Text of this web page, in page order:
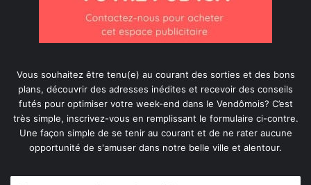
Vous souhaitez être tenu(e) au courant des sorties et des bons
plans, découvrir des adresses inédites et recevoir des conseils
futés pour optimiser votre week-end dans le Vendômois? C’est
très simple, inscrivez-vous en remplissant le formulaire ci-contre.
Une façon simple de se tenir au courant et de ne rater aucune
opportunité de s'amuser dans notre belle ville et alentour.